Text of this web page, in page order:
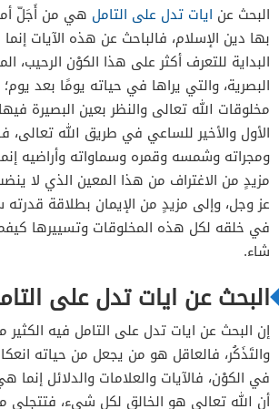
خلق الإنسان والنفس البشرية
الكائنات الحية
الدنيا وفتنتها
خلْق السماوات والأرض
نزول الأمطار
البحث عن ايات تدل على التامل هي من أَجَلّ
بها دين الإسلام، فالباحث عن هذه الآيات
البداية للتعرف أكثر على هذا الكوْن الرحيب،
البصرية، والتي يراها في حياته يومًا بعد
مخلوقات الله تعالى والنظر بعين البصيرة
الأول والأخير للساعي في طريق الله تعالى،
ومجراته وشمسه وقمره وسماواته وأراضيه
مزيدٍ من الاغتراف من هذا المعين الذي لا
عز وجل، وإلى مزيدٍ من الإيمان بطلاقة
في خلقه لكل هذه المخلوقات وتسييرها
شاء.
البحث عن ايات تدل على
إن البحث عن ايات تدل على التامل فيه الكثير
والتَذَكُر، فالعاقل هو من يجعل من حياته
في الكوْن، فالآيات والعلامات والدلائل
أن الله تعالى هو الخالق لكل شيء، فتتجلى